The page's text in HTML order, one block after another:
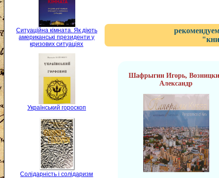
Ситуаційна кімната. Як діють
американські президенти у
кризових ситуаціях
Український гороскоп
Солідарність і солідаризм
Шафрыгин Игорь,
Александр